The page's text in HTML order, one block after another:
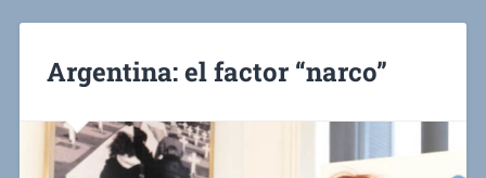
Argentina: el factor “narco”